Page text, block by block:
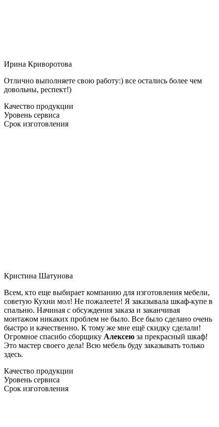
Ирина Криворотова
Отлично выполняете свою работу:) все остались более чем
довольны, респект!)
Качество продукции
Уровень сервиса
Срок изготовления
Кристина Шатунова
Всем, кто еще выбирает компанию для изготовления мебели,
советую Кухни мол! Не пожалеете! Я заказывала шкаф-купе в
спальню. Начиная с обсуждения заказа и заканчивая
монтажом никаких проблем не было. Все было сделано очень
быстро и качественно. К тому же мне ещё скидку сделали!
Огромное спасибо сборщику Алексею за прекрасный шкаф!
Это мастер своего дела! Всю мебель буду заказывать только
здесь.
Качество продукции
Уровень сервиса
Срок изготовления